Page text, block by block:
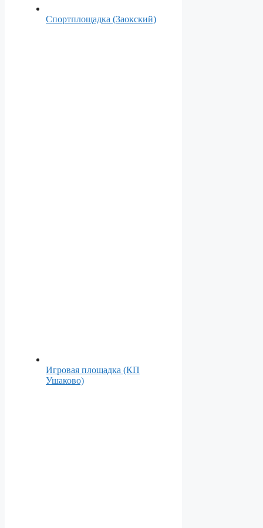
Спортплощадка (Заокский)
Игровая площадка (КП
Ушаково)